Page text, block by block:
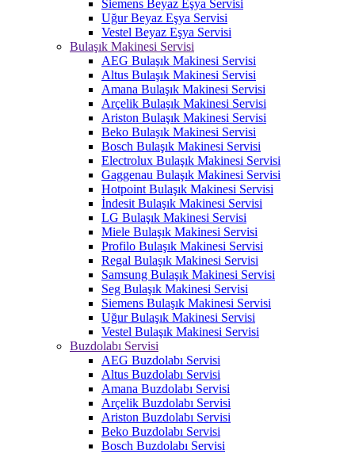
Siemens Beyaz Eşya Servisi
Uğur Beyaz Eşya Servisi
Vestel Beyaz Eşya Servisi
Bulaşık Makinesi Servisi
AEG Bulaşık Makinesi Servisi
Altus Bulaşık Makinesi Servisi
Amana Bulaşık Makinesi Servisi
Arçelik Bulaşık Makinesi Servisi
Ariston Bulaşık Makinesi Servisi
Beko Bulaşık Makinesi Servisi
Bosch Bulaşık Makinesi Servisi
Electrolux Bulaşık Makinesi Servisi
Gaggenau Bulaşık Makinesi Servisi
Hotpoint Bulaşık Makinesi Servisi
İndesit Bulaşık Makinesi Servisi
LG Bulaşık Makinesi Servisi
Miele Bulaşık Makinesi Servisi
Profilo Bulaşık Makinesi Servisi
Regal Bulaşık Makinesi Servisi
Samsung Bulaşık Makinesi Servisi
Seg Bulaşık Makinesi Servisi
Siemens Bulaşık Makinesi Servisi
Uğur Bulaşık Makinesi Servisi
Vestel Bulaşık Makinesi Servisi
Buzdolabı Servisi
AEG Buzdolabı Servisi
Altus Buzdolabı Servisi
Amana Buzdolabı Servisi
Arçelik Buzdolabı Servisi
Ariston Buzdolabı Servisi
Beko Buzdolabı Servisi
Bosch Buzdolabı Servisi